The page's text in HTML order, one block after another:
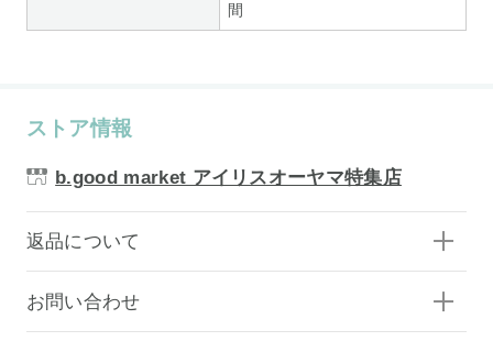
間
ストア情報
b.good market アイリスオーヤマ特集店
返品について
お問い合わせ